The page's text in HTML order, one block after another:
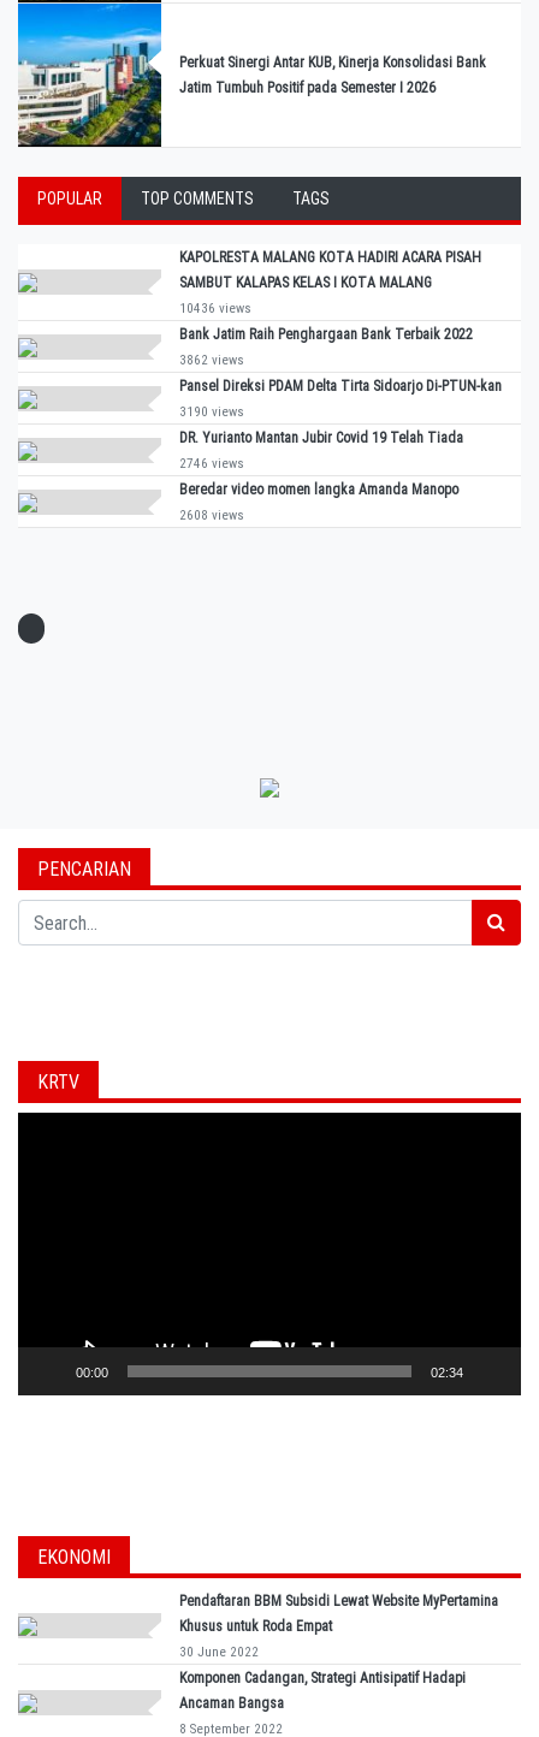
Perkuat Sinergi Antar KUB, Kinerja Konsolidasi Bank
Jatim Tumbuh Positif pada Semester I 2026
POPULAR TOP COMMENTS TAGS
KAPOLRESTA MALANG KOTA HADIRI ACARA PISAH
SAMBUT KALAPAS KELAS I KOTA MALANG
10436 views
Bank Jatim Raih Penghargaan Bank Terbaik 2022
3862 views
Pansel Direksi PDAM Delta Tirta Sidoarjo Di-PTUN-kan
3190 views
DR. Yurianto Mantan Jubir Covid 19 Telah Tiada
2746 views
Beredar video momen langka Amanda Manopo
2608 views
PENCARIAN
KRTV
00:00 02:34
EKONOMI
Pendaftaran BBM Subsidi Lewat Website MyPertamina
Khusus untuk Roda Empat
30 June 2022
Komponen Cadangan, Strategi Antisipatif Hadapi
Ancaman Bangsa
8 September 2022